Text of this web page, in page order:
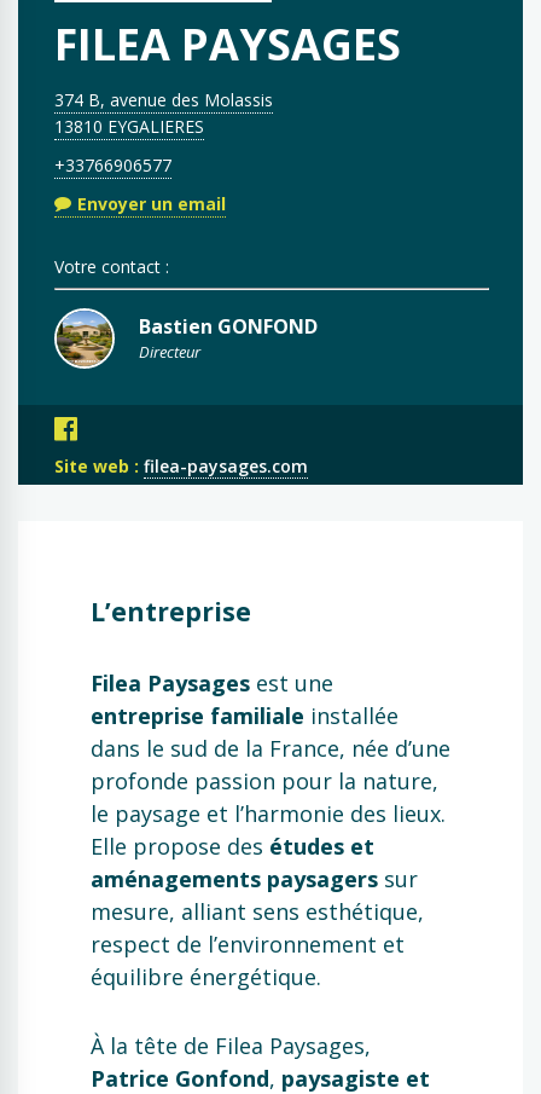
FILEA PAYSAGES
374 B, avenue des Molassis
13810 EYGALIERES
+33766906577
Envoyer un email
Votre contact :
Bastien GONFOND
Directeur
Site web : filea-paysages.com
L’entreprise
Filea Paysages est une
entreprise familiale installée
dans le sud de la France, née d’une
profonde passion pour la nature,
le paysage et l’harmonie des lieux.
Elle propose des études et
aménagements paysagers sur
mesure, alliant sens esthétique,
respect de l’environnement et
équilibre énergétique.
À la tête de Filea Paysages,
Patrice Gonfond, paysagiste et